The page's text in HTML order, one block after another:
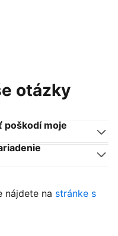
otázky
poškodí moje
nájdete na stránke s